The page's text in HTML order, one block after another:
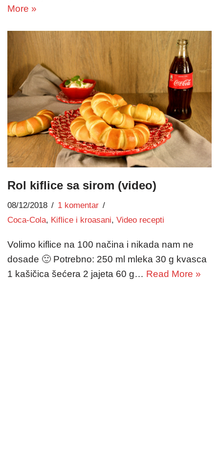
More »
Rol kiflice sa sirom (video)
08/12/2018
1 komentar
Coca-Cola, Kiflice i kroasani, Video recepti
Volimo kiflice na 100 načina i nikada nam ne
dosade 🙂 Potrebno: 250 ml mleka 30 g kvasca
1 kašičica šećera 2 jajeta 60 g… Read More »